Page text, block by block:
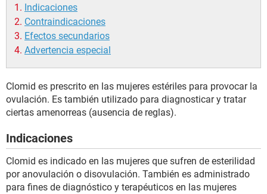
Indicaciones
Contraindicaciones
Efectos secundarios
Advertencia especial
Clomid es prescrito en las mujeres estériles para provocar la
ovulación. Es también utilizado para diagnosticar y tratar
ciertas amenorreas (ausencia de reglas).
Indicaciones
Clomid es indicado en las mujeres que sufren de esterilidad
por anovulación o disovulación. También es administrado
para fines de diagnóstico y terapéuticos en las mujeres